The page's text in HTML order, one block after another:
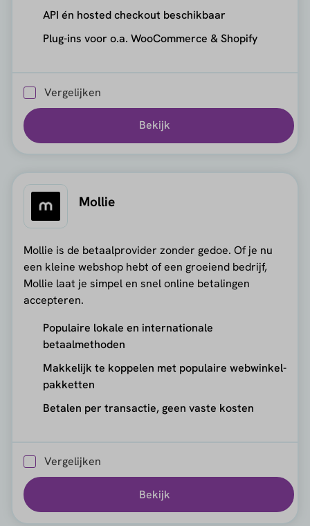
API én hosted checkout beschikbaar
Plug-ins voor o.a. WooCommerce & Shopify
Vergelijken
Bekijk
Mollie
Mollie is de betaalprovider zonder gedoe. Of je nu
een kleine webshop hebt of een groeiend bedrijf,
Mollie laat je simpel en snel online betalingen
accepteren.
Populaire lokale en internationale
betaalmethoden
Makkelijk te koppelen met populaire webwinkel-
pakketten
Betalen per transactie, geen vaste kosten
Vergelijken
Bekijk